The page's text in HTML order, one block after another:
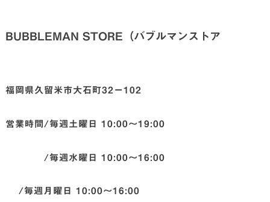
BUBBLEMAN STORE（バブルマンストア
福岡県久留米市大石町32ー102
営業時間/毎週土曜日 10:00〜19:00
/毎週水曜日 10:00〜16:00
/毎週月曜日 10:00〜16:00